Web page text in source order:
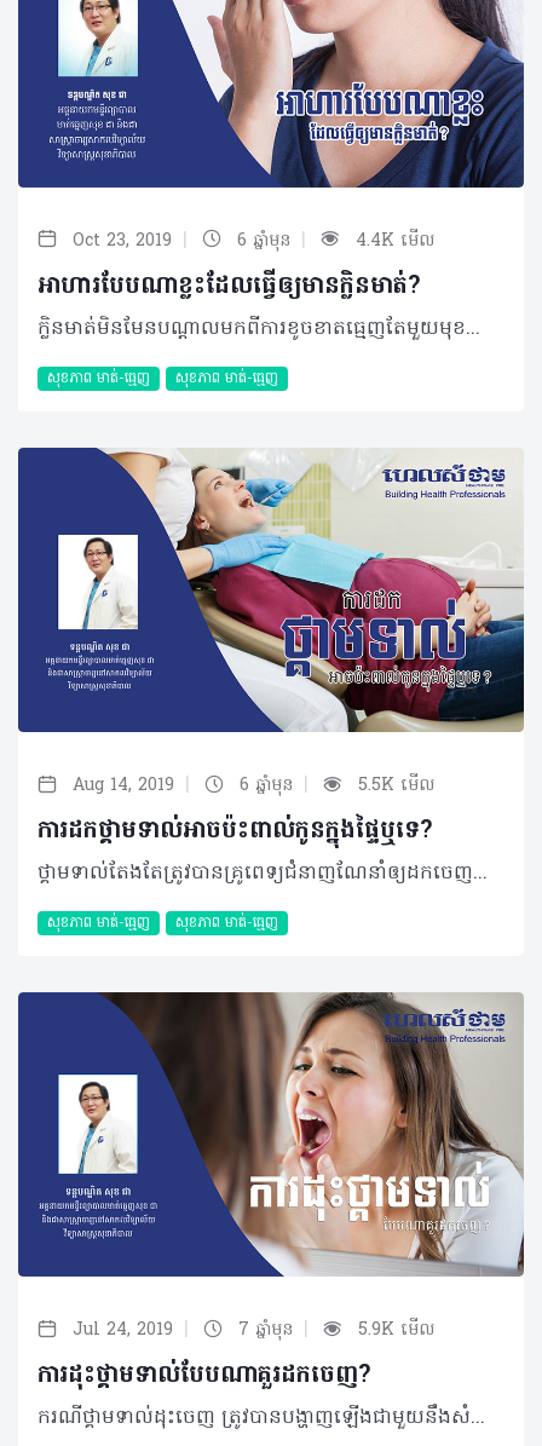
Oct 23, 2019 | 6 ឆ្នាំមុន | 4.4K មើល
អាហារបែបណាខ្លះដែលធ្វើឲ្យមានក្លិនមាត់?
ក្លិនមាត់មិនមែនបណ្ដាលមកពីការខូចខាតធ្មេញតែមួយមុខនោះទេ។ ជាក់ស្ដែងរបបអាហាររៀងរាល់ថ្ងៃក៏អាចធ្វើឲ្យមានក្លិនមាត់ផងដែរហើយអ្នកហាក់មិនបានដឹងទាល់តែសោះ។ បើច្បាស់ថា សុខភាពមាត់ធ្មេញមិនមានបញ្ហានោះ អ្នកគួរសង្កេតមើលអាហារដែលកំពុងតែបរិភោគឡើងវិញ ដែលករណីខាងក្រោមនេះនឹងបញ្ជាក់ប្រាប់អ្នកថាមានអាហារអ្វីខ្លះ? សំណួរ៖ ខ្ញុំមានអាយុ ២១ឆ្នាំ ភេទស្រី រស់នៅខេត្តសៀមរាប។ នាងខ្ញុំមានចម្ងល់ចង់ជម្រាបសួរ លោកទន្តបណ្ឌិតថា តើអាហារដែលនាងខ្ញុំទទួលទានអាចប៉ះពាល់ដល់ខ្យល់ដកដង្ហើមនាងខ្ញុំតាមរបៀបណាខ្លះ? ចម្លើយ៖ អាហារមួយចំនួនគឺធ្វើឲ្យខ្យល់ដកដង្ហើមរបស់អ្នកមិនល្អមានដូចជា ខ្ទឹម កាហ្វេ គ្រឿងស្រវឹង និងអាហារផ្សេងៗទៀត។ ការទទួលទានខ្ទឹមអាចធ្វើឲ្យខ្យល់ដង្ហើមមិនល្អ តែវាក៏ធ្វើឲ្យក្លិនអាក្រក់ជះចេញពីរាងកាយតាមរយៈការបែកញើសផងដែរ ដោយសារតែធាតុផ្សំនៅក្នុងខ្ទឹមសត្រូវបានស្រូបទៅក្នុងឈាម និងលំពែងហើយវាបង្កជាក្លិនមិនល្អចេញពីរាងកាយទាំងមូល និងខ្យល់ដកដង្ហើម។ លើសពីនេះការទទួលទានកាហ្វេច្រើនពេកក្នុងមួយថ្ងៃអាចធ្វើឲ្យរាងកាយ និងខ្យល់ដង្ហើមរបស់អ្នកជះក្លិនមិនល្អផងដែរ បើទោះបីជាអ្នកងូតទឹកសម្អាតខ្លួនប្រាណ ឬផ្លាស់ប្តូរសម្លៀកបំពាក់យ៉ាងណាក៏ដោយ។ នោះក៏ដោយសារតែជាតិកាហ្វេអុីនបានធ្វើការរំញោចក្រពេញញើស និងធ្វើឲ្យអ្នកបែកញើសច្រើនខុសពីធម្មតាទៀតផង។ អត្ថបទ៖ ដកស្រង់ចេញពីទស្សនាវដ្ដី ហេលស៍ថាម ប្រូ លេខ ៨៤ បកស្រាយដោយ៖ ទន្តបណ្ឌិត សុខ ជា អគ្គនាយកមន្ទីរព្យាបាលមាត់ធ្មេញសុខ ជា និងជាសាស្រ្តាចារ្យសាកលវិទ្យាល័យវិទ្យាសាស្រ្តសុខាភិបាល 2019 រក្សាសិទ្ធិគ្រប់យ៉ាង​ដោយ Healthtime Corporation ចំពោះគ្រប់អត្ថបទដោយគ្មានផ្នែកណាមួយត្រូវបោះពុម្ពផ្សាយចូលប្រព័ន្ធអុីនធឺណែតឧបករណ៍អេឡិចត្រូនិកអាត់ជាសំឡេងឬថតចំលងគ្រប់រូបភាពដោយគ្មានការអនុញ្ញាតឡើយ
សុខភាព​​ មាត់-ធ្មេញ សុខភាព​​ មាត់-ធ្មេញ
Aug 14, 2019 | 6 ឆ្នាំមុន | 5.5K មើល
ការដកថ្គាមទាល់អាចប៉ះពាល់កូនក្នុងផ្ទៃឬទេ?
ថ្គាមទាល់តែងតែត្រូវបានគ្រូពេទ្យជំនាញណែនាំឲ្យដកចេញជាដាច់ខាត ទោះបីជាមិនឈឺ ឬមានអាការៈឈឺចាប់យ៉ាងណាក៏ដោយ ប៉ុន្តែប្រសិនបើអ្នកកំពុងមានផ្ទៃពោះ ហើយកំពុងមានការឈឺចាប់ខ្លាំងវិញនោះ តើអ្នកគួរដកចេញដែរឬទេ? សំណួរ៖ ខ្ញុំមានអាយុ ២៥ឆ្នាំ ភេទស្រី អំឡុងពេលនេះខ្ញុំកំពុងមានផ្ទៃពោះប្រាំពីរខែហើយខ្ញុំឈឺថ្គាមទាល់ខ្លាំងណាស់។​ តើខ្ញុំអាចធ្វើការដកថ្គាមនេះចេញបានទេ? តើវាអាចប៉ះពាល់ដល់កូនក្នុងផ្ទៃទេ? ចម្លើយ៖ ក្នុងករណីដែលប្អូនឈឺថ្គាមទាល់ខ្លាំង ក្នុងអំឡុងពេលមានផ្ទៃពោះប្រាំពីរខែប្អូនគួរតែមកពិនិត្យ និងពិគ្រោះយោបល់ជាមួយទន្តបណ្ឌិតជំនាញ ព្រោះក្នុងករណីខ្លះទន្តបណ្ឌិតអាចមិនធ្វើការវះកាត់ភ្លាមៗនោះទេ ប៉ុន្តែទន្តបណ្ឌិតនឹងមានវិធីបន្ថយការឈឺចាប់ហើយរង់ចាំសម្រាលរួចរាល់ជាមុនសិនព្រោះថា ៣ខែដំបូងនៃការមានផ្ទៃពោះ ឬត្រីមាសដំបូងគឺជាដំណាក់កាលសំខាន់នៃការលូតលាស់របស់គភ៌។ យើងមិនអាចផ្តល់ដំបូន្មានក្នុងការដកធ្មេញក្នុងអំឡុងពេលនេះឡើយ ព្រោះឱសថមួយចំនួនធ្វើការរារាំងដល់ការលូតលាស់របស់ទារក។ រយៈពេលដែលមានសុវត្ថិភាពបំផុតសម្រាប់ការដកធ្មេញគឺត្រីមាសទី ២ចាប់ពី ៤ទៅ៦ខែ ព្រោះនេះគឺជាដំណាក់កាលដែលទារកកំពុងលូតលាស់ ដូច្នេះប្រសិនបើមានការចាំបាច់ក្នុងការដកធ្មេញថ្គាមទាល់ក្នុងអំឡុងពេលនេះគឺ មិនមានការប៉ះពាល់ដល់ទារកក្នុងផ្ទៃពោះនោះទេ។ ក៏ប៉ុន្តែចាប់ពីខែទី៧ ដល់ពេលសម្រាលគឺត្រីមាសទី៣ ជាដំណាក់កាលគ្រោះថ្នាក់កើនឡើងក្នុងការវះកាត់ធ្មេញ។ ដំណាក់កាលនេះគឺមិនអាចធ្វើការវះកាត់នោះទេដោយសារម្តាយដែលមានផ្ទៃពោះមិនអាចអង្គុយ ឬគេងក្នុងទីតាំងដែលត្រូវបានតម្រូវ។ ការព្យាបាលអាចបណ្តាលឲ្យមានគ្រោះថ្នាក់ធ្ងន់ធ្ងរដល់ម្តាយ និងទារកដោយសារការរាំងស្ទះចរន្តឈាមទៅកាន់បេះដូងព្រោះតែទម្ងន់ធ្ងន់សង្កត់ទៅលើសរសៃឈាម។ ទន្តបណ្ឌិតភាគច្រើននឹងមិនធ្វើការវះកាត់ក្នុងអំឡុងពេលនេះទេគឺរង់ចាំការសម្រាលរួចជាមុនសិន។ ករណីចាំបាច់បំផុតការដកធ្មេញថ្គាមទាល់អាចធ្វើទៅបានដោយមិនមានប៉ះពាល់ដល់ទារកក្នុងផ្ទៃទេ ប៉ុន្តែរយៈពេលនៃការវះកាត់ត្រូវធ្វើឲ្យបានលឿនតាមដែលអាចធ្វើទៅបាន ហើយទីតាំងក្នុងការអង្គុយ ឬគេងត្រូវធានាថាមិនប៉ះពាល់។ បកស្រាយដោយ៖ ទន្តបណ្ឌិត សុខ ជា អគ្គនាយកមន្ទីរព្យាបាលមាត់ធ្មេញសុខ ជា និងជាសាស្រ្តាចារ្យនៅសាកលវិទ្យាល័យវិទ្យាសាស្រ្តសុខាភិបាល 2019 រក្សាសិទ្ធិគ្រប់យ៉ាង​ដោយ Healthtime Corporation ចំពោះគ្រប់អត្ថបទដោយគ្មានផ្នែកណាមួយត្រូវបោះពុម្ពផ្សាយចូលប្រព័ន្ធអុីនធឺណែតឧបករណ៍អេឡិចត្រូនិកអាត់ជាសំឡេងឬថតចំលងគ្រប់រូបភាពដោយគ្មានការអនុញ្ញាតឡើយ
សុខភាព​​ មាត់-ធ្មេញ សុខភាព​​ មាត់-ធ្មេញ
Jul 24, 2019 | 7 ឆ្នាំមុន | 5.9K មើល
ការដុះថ្គាមទាល់បែបណាគួរដកចេញ?
ករណីថ្គាមទាល់ដុះចេញ ត្រូវបានបង្ហាញឡើងជាមួយនឹងសំណួរជុំវិញបញ្ហានេះជាច្រើន។ ជាទូទៅការដុះថ្គាមទាល់អាចបង្កការឈឺចាប់មួយរយៈ និងបាត់ទៅវិញដោយឯកឯង។ យ៉ាងណាមិញទោះបីវាហាក់ដូចជាមិនបង្កផលរំខាននានាផ្សេងទៀតតែចម្ងល់ក្នុងការដកថ្គាមទាល់ចេញនៅតែជាបញ្ហាក្នុងការសម្រេចចិត្តរបស់ប្រជាជនមួយចំនួន។ តើថ្គាមទាល់បែបណាដែលអ្នកគួរដកចេញ? អត្ថបទខាងក្រោមនេះអាចជាចម្លើយរបស់អ្នក៖ សំណួរ៖ ខ្ញុំមានអាយុ ៣០ឆ្នាំ ភេទស្រី រស់នៅខេត្តបាត់ដំបង។ ខ្ញុំមានថ្គាមទាល់ដុះចេញតែពាក់កណ្តាល និងមានសាច់គ្របពីលើពាក់កណ្តាល។ តើខ្ញុំគួរតែដកចេញ ឬយ៉ាងណា បើពេលនេះវាមិនផ្តល់ការឈឺចាប់អ្វីឡើយ? ចម្លើយ៖ ប្អូនគួរតែដកចេញ ទោះបីជាពេលនេះវាមិនមានការឈឺចាប់ក៏ដោយព្រោះវានឹងអាចបង្កការឈឺចាប់នៅពេលអនាគតនិងធ្វើឲ្យប៉ះពាល់ ឬខូចខាតដល់ធ្មេញជិតខាងដោយសារការសម្អាតមិនបានស្អាតល្អធ្វើឲ្យមានរោគពុកធ្មេញ រោគអញ្ចាញនិងបញ្ហាផ្សេងៗដូចជាបញ្ហាក្លិនមាត់ជាដើម។ បកស្រាយដោយ៖ ទន្តបណ្ឌិត សុខ ជា អគ្គនាយកមន្ទីរព្យាបាលមាត់ធ្មេញសុខ ជា និងជាសាស្រ្តាចារ្យនៅសាកលវិទ្យាល័យវិទ្យាសាស្រ្តសុខាភិបាល អត្ថបទ៖​ ដកស្រង់ចេញពីទស្សនាវដ្ដី ហេលស៍ថាម ប្រូ លេខ ៨១ ©2019 រក្សាសិទ្ធិគ្រប់យ៉ាង​ដោយ Healthtime Corporation ចំពោះគ្រប់អត្ថបទដោយគ្មានផ្នែកណាមួយត្រូវបោះពុម្ពផ្សាយចូលប្រព័ន្ធអុីនធឺណែតឧបករណ៍អេឡិចត្រូនិកអាត់ជាសំឡេងឬថតចំលងគ្រប់រូបភាពដោយគ្មានការអនុញ្ញាតឡើយ